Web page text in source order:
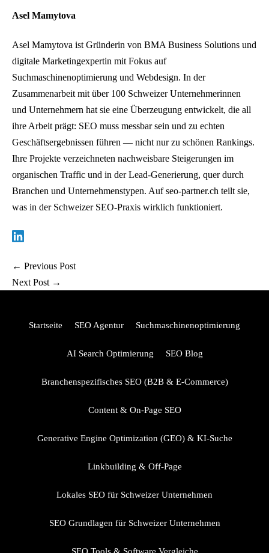
Asel Mamytova
Asel Mamytova ist Gründerin von BMA Business Solutions und
digitale Marketingexpertin mit Fokus auf
Suchmaschinenoptimierung und Webdesign. In der
Zusammenarbeit mit über 100 Schweizer Unternehmerinnen
und Unternehmern hat sie eine Überzeugung entwickelt, die all
ihre Arbeit prägt: SEO muss messbar sein und zu echten
Geschäftsergebnissen führen — nicht nur zu schönen Rankings.
Ihre Projekte verzeichneten nachweisbare Steigerungen im
organischen Traffic und in der Lead-Generierung, quer durch
Branchen und Unternehmenstypen. Auf seo-partner.ch teilt sie,
was in der Schweizer SEO-Praxis wirklich funktioniert.
← Previous Post
Next Post →
Startseite SEO Agentur Suchmaschinenoptimierung
AI Search Optimierung SEO Blog
Branchenspezifisches SEO (B2B & E-Commerce)
Content & On-Page SEO
Generative Engine Optimization (GEO) & KI-Suche
Linkbuilding & Off-Page
Lokales SEO für Schweizer Unternehmen
SEO Grundlagen für Schweizer Unternehmen
SEO Tools & Software Vergleiche